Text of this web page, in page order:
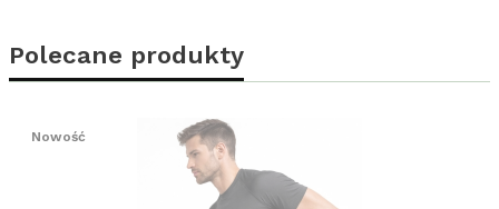
Polecane produkty
Nowość